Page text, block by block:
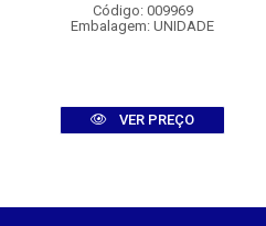
Código: 009969
Embalagem: UNIDADE
VER PREÇO